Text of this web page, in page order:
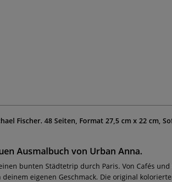
Fischer. 48 Seiten, Format 27,5 cm x 22 cm,
Ausmalbuch von Urban Anna.
bunten Städtetrip durch Paris. Von Cafés
eigenen Geschmack. Die original